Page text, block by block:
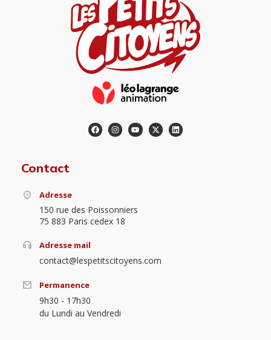
Contact
Adresse
150 rue des Poissonniers
75 883 Paris cedex 18
Adresse mail
contact@lespetitscitoyens.com
Permanence
9h30 - 17h30
du Lundi au Vendredi